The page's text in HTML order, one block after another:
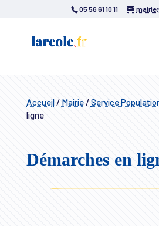
05 56 61 10 11
Accueil/ Mairie/Service
ligne
Démarches en